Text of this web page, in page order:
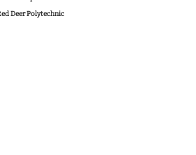
Deer Polytechnic